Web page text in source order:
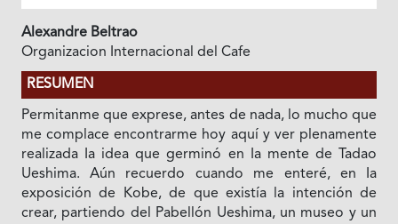
Alexandre Beltrao
Organizacion Internacional del Cafe
RESUMEN
Permitanme que exprese, antes de nada, lo mucho que
me complace encontrarme hoy aquí y ver plenamente
realizada Ia idea que germinó en Ia mente de Tadao
Ueshima. Aún recuerdo cuando me enteré, en Ia
exposición de Kobe, de que existía la intención de
crear, partiendo del Pabellón Ueshima, un museo y un